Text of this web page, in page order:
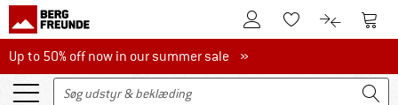
Til kundekontoenTil huskesedlen.
Til Til
Up to 50% off now in our summer sale
Up to 50% off now in our summer sale »